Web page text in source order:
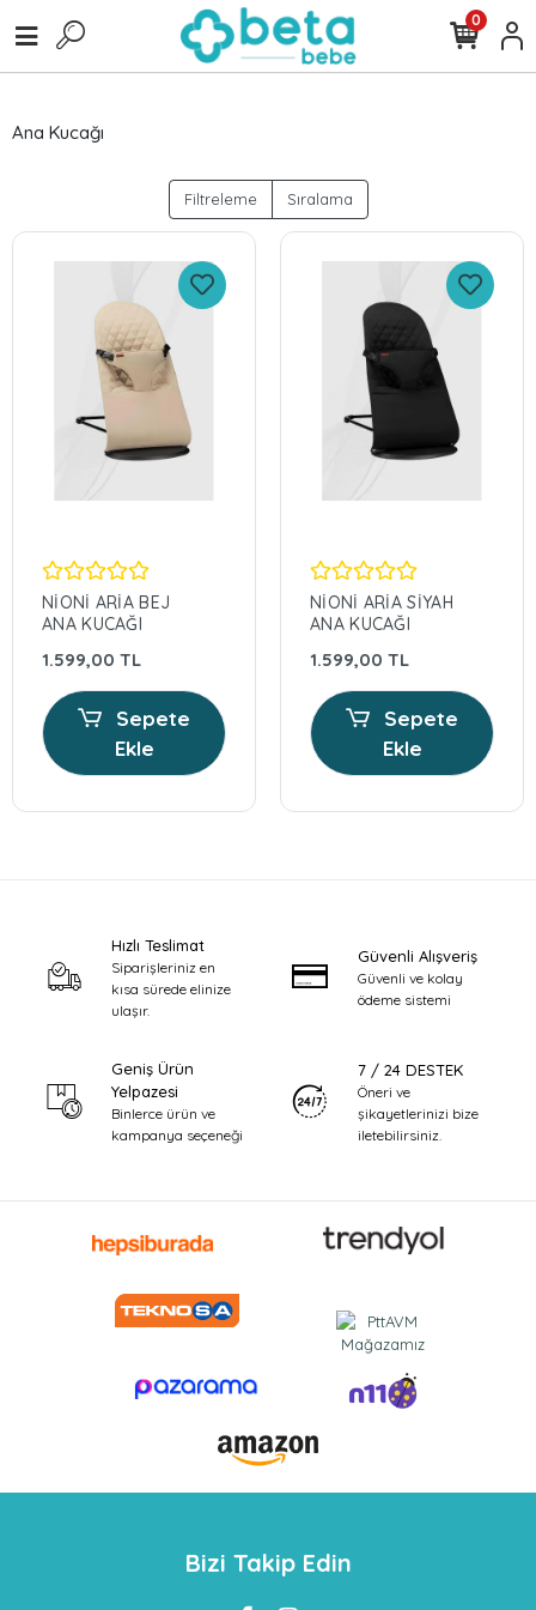
0
Ana Kucağı
Filtreleme Sıralama
NİONİ ARİA BEJ
ANA KUCAĞI
1.599,00 TL
Sepete
Ekle
NİONİ ARİA SİYAH
ANA KUCAĞI
1.599,00 TL
Sepete
Ekle
Hızlı Teslimat
Siparişleriniz en
kısa sürede elinize
ulaşır.
Güvenli Alışveriş
Güvenli ve kolay
ödeme sistemi
Geniş Ürün
Yelpazesi
Binlerce ürün ve
kampanya seçeneği
7 / 24 DESTEK
Öneri ve
şikayetlerinizi bize
iletebilirsiniz.
Bizi Takip Edin